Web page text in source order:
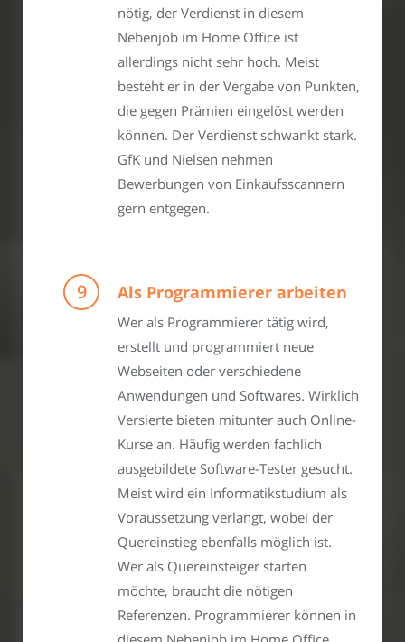
nötig, der Verdienst in diesem
Nebenjob im Home Office ist
allerdings nicht sehr hoch. Meist
besteht er in der Vergabe von Punkten,
die gegen Prämien eingelöst werden
können. Der Verdienst schwankt stark.
GfK und Nielsen nehmen
Bewerbungen von Einkaufsscannern
gern entgegen.
Als Programmierer arbeiten
Wer als Programmierer tätig wird,
erstellt und programmiert neue
Webseiten oder verschiedene
Anwendungen und Softwares. Wirklich
Versierte bieten mitunter auch Online-
Kurse an. Häufig werden fachlich
ausgebildete Software-Tester gesucht.
Meist wird ein Informatikstudium als
Voraussetzung verlangt, wobei der
Quereinstieg ebenfalls möglich ist.
Wer als Quereinsteiger starten
möchte, braucht die nötigen
Referenzen. Programmierer können in